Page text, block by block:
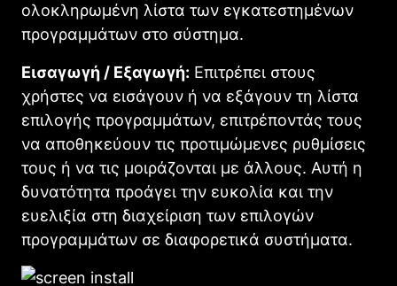
ολοκληρωμένη λίστα των εγκατεστημένων
προγραμμάτων στο σύστημα.
Εισαγωγή / Εξαγωγή: Επιτρέπει στους
χρήστες να εισάγουν ή να εξάγουν τη λίστα
επιλογής προγραμμάτων, επιτρέποντάς τους
να αποθηκεύουν τις προτιμώμενες ρυθμίσεις
τους ή να τις μοιράζονται με άλλους. Αυτή η
δυνατότητα προάγει την ευκολία και την
ευελιξία στη διαχείριση των επιλογών
προγραμμάτων σε διαφορετικά συστήματα.